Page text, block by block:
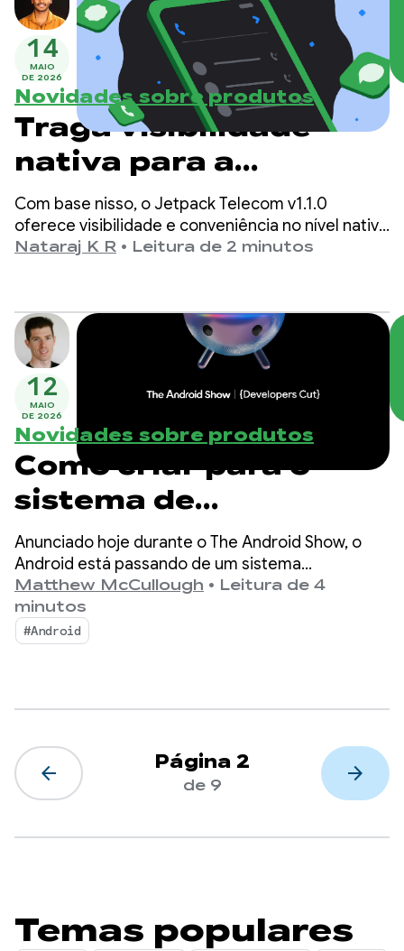
14
MAIO
DE 2026
Novidades sobre produtos
Traga visibilidade
nativa para a
experiência do seu
app VoIP com a versão
Alfa mais recente da
Com base nisso, o Jetpack Telecom v1.1.0
oferece visibilidade e conveniência no nível nativo
para apps VoIP de terceiros.
Nataraj K R • Leitura de 2 minutos
12
MAIO
DE 2026
Novidades sobre produtos
Como criar para o
sistema de
inteligência no
Android
Anunciado hoje durante o The Android Show, o
Android está passando de um sistema
operacional para um sistema de inteligência,
criando mais oportunidades de engajamento com
seus apps.
Matthew McCullough • Leitura de 4
minutos
#Android
arrow_back Página 2
de 9 arrow_forward
Temas populares